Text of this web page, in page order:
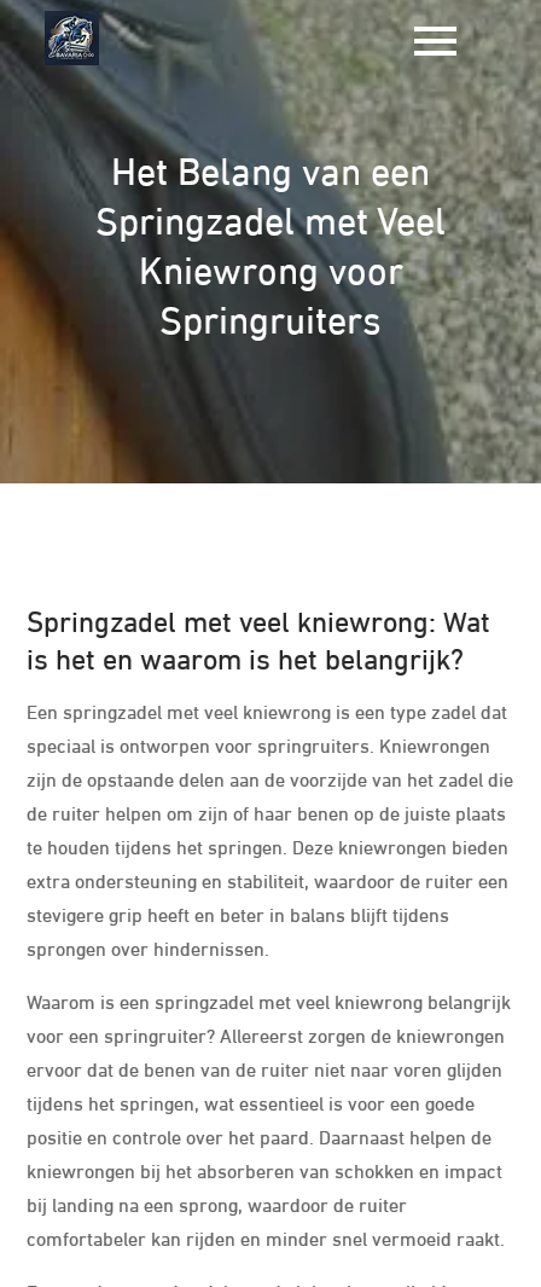
Naar
de
inhoud
Het Belang van een
Springzadel met Veel
Kniewrong voor
Springruiters
Springzadel met veel kniewrong: Wat
is het en waarom is het belangrijk?
Een springzadel met veel kniewrong is een type zadel dat
speciaal is ontworpen voor springruiters. Kniewrongen
zijn de opstaande delen aan de voorzijde van het zadel die
de ruiter helpen om zijn of haar benen op de juiste plaats
te houden tijdens het springen. Deze kniewrongen bieden
extra ondersteuning en stabiliteit, waardoor de ruiter een
stevigere grip heeft en beter in balans blijft tijdens
sprongen over hindernissen.
Waarom is een springzadel met veel kniewrong belangrijk
voor een springruiter? Allereerst zorgen de kniewrongen
ervoor dat de benen van de ruiter niet naar voren glijden
tijdens het springen, wat essentieel is voor een goede
positie en controle over het paard. Daarnaast helpen de
kniewrongen bij het absorberen van schokken en impact
bij landing na een sprong, waardoor de ruiter
comfortabeler kan rijden en minder snel vermoeid raakt.